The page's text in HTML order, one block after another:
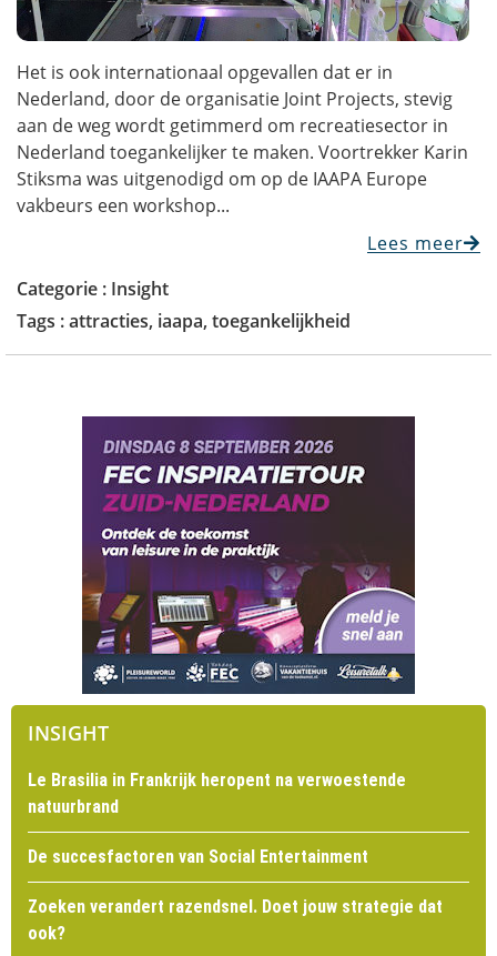
Het is ook internationaal opgevallen dat er in
Nederland, door de organisatie Joint Projects, stevig
aan de weg wordt getimmerd om recreatiesector in
Nederland toegankelijker te maken. Voortrekker Karin
Stiksma was uitgenodigd om op de IAAPA Europe
vakbeurs een workshop...
Lees meer
Categorie : Insight
Tags :attracties, iaapa, toegankelijkheid
INSIGHT
Le Brasilia in Frankrijk heropent na verwoestende
natuurbrand
De succesfactoren van Social Entertainment
Zoeken verandert razendsnel. Doet jouw strategie dat
ook?